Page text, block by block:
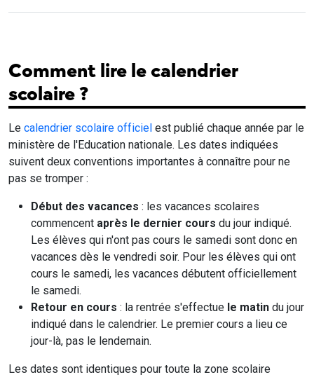
Comment lire le calendrier
scolaire ?
Le calendrier scolaire officiel est publié chaque année par le
ministère de l'Education nationale. Les dates indiquées
suivent deux conventions importantes à connaître pour ne
pas se tromper :
Début des vacances : les vacances scolaires
commencent après le dernier cours du jour indiqué.
Les élèves qui n'ont pas cours le samedi sont donc en
vacances dès le vendredi soir. Pour les élèves qui ont
cours le samedi, les vacances débutent officiellement
le samedi.
Retour en cours : la rentrée s'effectue le matin du jour
indiqué dans le calendrier. Le premier cours a lieu ce
jour-là, pas le lendemain.
Les dates sont identiques pour toute la zone scolaire